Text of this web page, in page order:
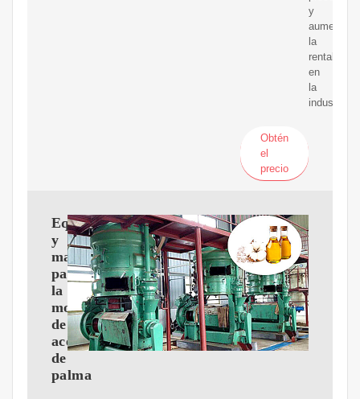
y
aumentar
la
en
la
industria.
Obtén
el
precio
Equipos
y
maquinaria
para
la
molienda
de
aceite
de
palma